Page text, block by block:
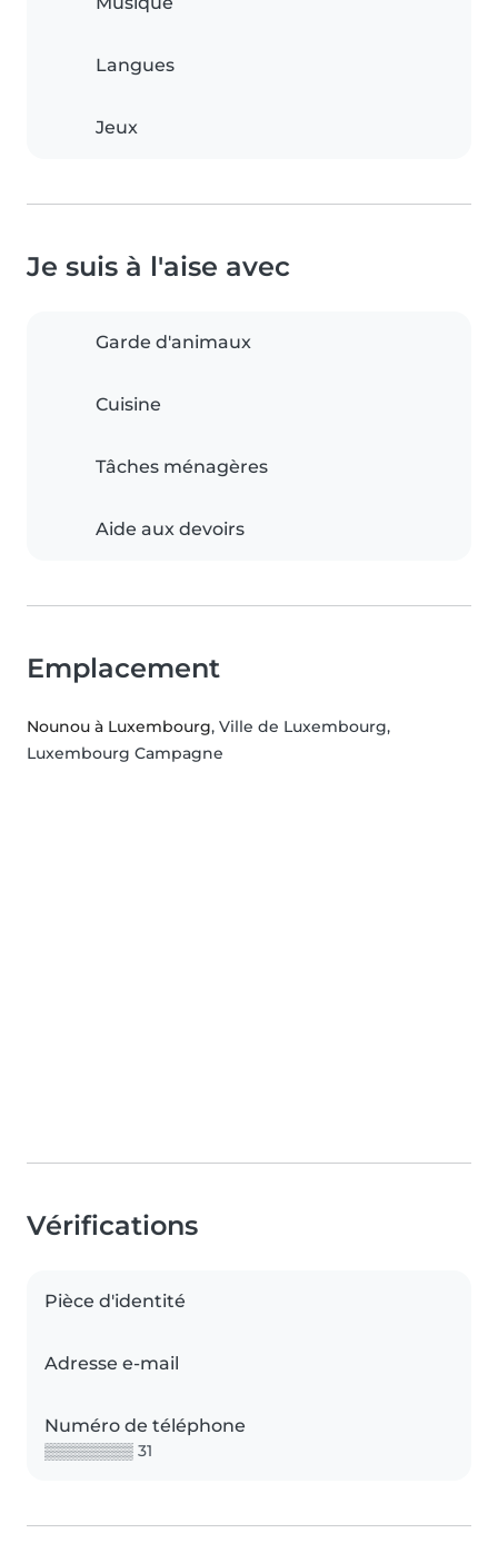
Langues
Jeux
Je suis à l'aise avec
Garde d'animaux
Cuisine
Tâches ménagères
Aide aux devoirs
Emplacement
Nounou à Luxembourg, Ville de Luxembourg,
Luxembourg Campagne
Vérifications
Pièce d'identité
Adresse e-mail
Numéro de téléphone
▒▒▒▒▒▒▒▒ 31